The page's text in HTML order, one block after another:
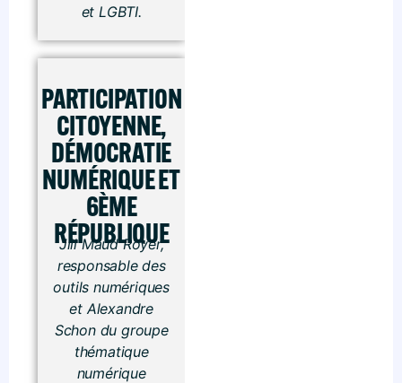
et LGBTI.
PARTICIPATION
CITOYENNE,
DÉMOCRATIE
NUMÉRIQUE ET
6ÈME
RÉPUBLIQUE
Jill Maud Royer,
responsable des
outils numériques
et Alexandre
Schon du groupe
thématique
numérique